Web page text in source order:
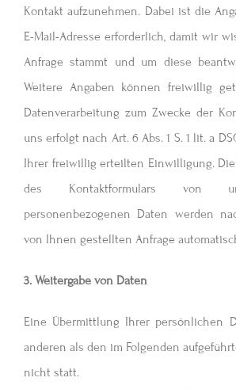
Kontakt aufzunehmen. Dabei ist die
E-Mail-Adresse erforderlich, damit wir
Anfrage stammt und um diese
Weitere Angaben können freiwillig
Datenverarbeitung zum Zwecke der
uns erfolgt nach Art. 6 Abs. 1 S. 1 lit. a
Ihrer freiwillig erteilten Einwilligung.
des Kontaktformulars von
personenbezogenen Daten werden
von Ihnen gestellten Anfrage
3. Weitergabe von Daten
Eine Übermittlung Ihrer persönlichen
anderen als den im Folgenden
nicht statt.